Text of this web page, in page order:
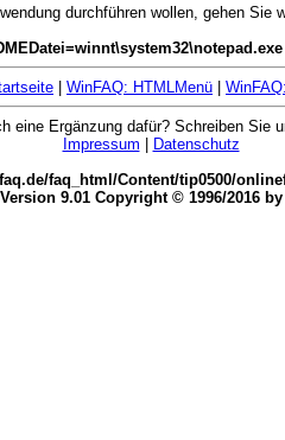
durchführen wollen, gehen Sie
WinFAQ: HTMLMenü
eine Ergänzung dafür? Schreiben Sie
Impressum
Datenschutz
faq_html/Content/tip0500/
9.01 Copyright © 1996/2016